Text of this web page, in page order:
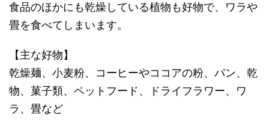
食品のほかにも乾燥している植物も好物で、ワラや
畳を食べてしまいます。
【主な好物】
乾燥麺、小麦粉、コーヒーやココアの粉、パン、乾
物、菓子類、ペットフード、ドライフラワー、ワ
ラ、畳など